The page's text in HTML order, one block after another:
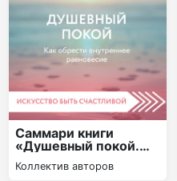
Саммари книги
«Душевный покой.
Как обрести
внутреннее
Коллектив авторов